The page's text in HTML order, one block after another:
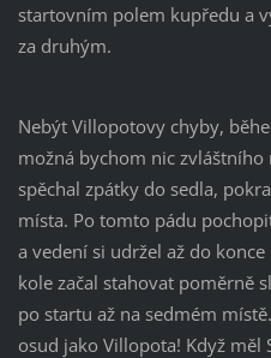
startovním polem kupředu a
za druhým.
Nebýt Villopotovy chyby,
možná bychom nic
spěchal zpátky do sedla,
místa. Po tomto pádu
a vedení si udržel až do
kole začal stahovat poměrně
po startu až na sedmém
osud jako Villopota! Když měl